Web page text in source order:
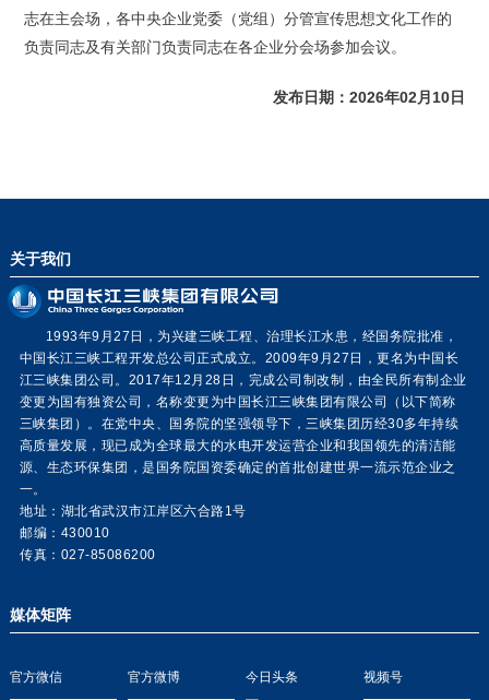
志在主会场，各中央企业党委（党组）分管宣传思想文化工作的
负责同志及有关部门负责同志在各企业分会场参加会议。
发布日期：2026年02月10日
关于我们
1993年9月27日，为兴建三峡工程、治理长江水患，经国务院批准，
中国长江三峡工程开发总公司正式成立。2009年9月27日，更名为中国长
江三峡集团公司。2017年12月28日，完成公司制改制，由全民所有制企业
变更为国有独资公司，名称变更为中国长江三峡集团有限公司（以下简称
三峡集团）。在党中央、国务院的坚强领导下，三峡集团历经30多年持续
高质量发展，现已成为全球最大的水电开发运营企业和我国领先的清洁能
源、生态环保集团，是国务院国资委确定的首批创建世界一流示范企业之
一。
地址：湖北省武汉市江岸区六合路1号
邮编：430010
传真：027-85086200
媒体矩阵
官方微信 官方微博 今日头条 视频号